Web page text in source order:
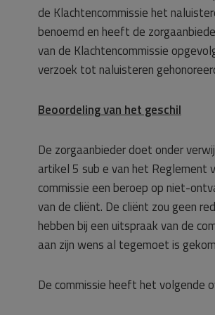
de Klachtencommissie het
benoemd en heeft de
van de Klachtencommissie
verzoek tot naluisteren
Beoordeling van het geschil
De zorgaanbieder doet onder
artikel 5 sub e van het Reglement
commissie een beroep op niet-
van de cliënt. De cliënt zou geen
hebben bij een uitspraak van de
aan zijn wens al tegemoet is
De commissie heeft het volgende